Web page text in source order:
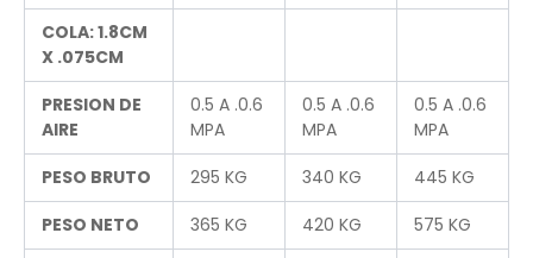
COLA: 1.8CM
X .075CM
PRESION DE
AIRE
0.5 A .0.6
MPA
0.5 A .0.6
MPA
0.5 A .0.6
MPA
PESO BRUTO
295 KG 340 KG
445 KG
PESO NETO
365 KG 420 KG 575 KG